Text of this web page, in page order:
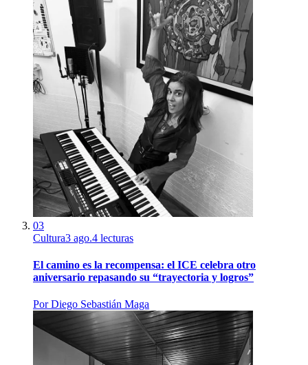
03
Cultura3 ago.4 lecturas
El camino es la recompensa: el ICE celebra otro
aniversario repasando su “trayectoria y logros”
PorDiego Sebastián Maga